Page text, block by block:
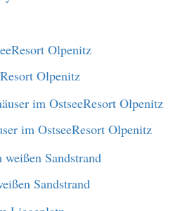
Olpenitz
im OstseeResort Olpenitz
Sandstrand